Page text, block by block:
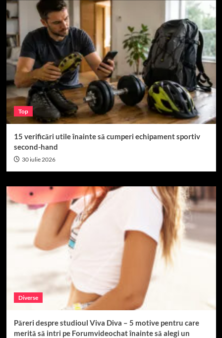
Top
15 verificări utile înainte să cumperi echipament sportiv
second-hand
30 iulie 2026
Diverse
Păreri despre studioul Viva Diva – 5 motive pentru care
merită să intri pe Forumvideochat înainte să alegi un